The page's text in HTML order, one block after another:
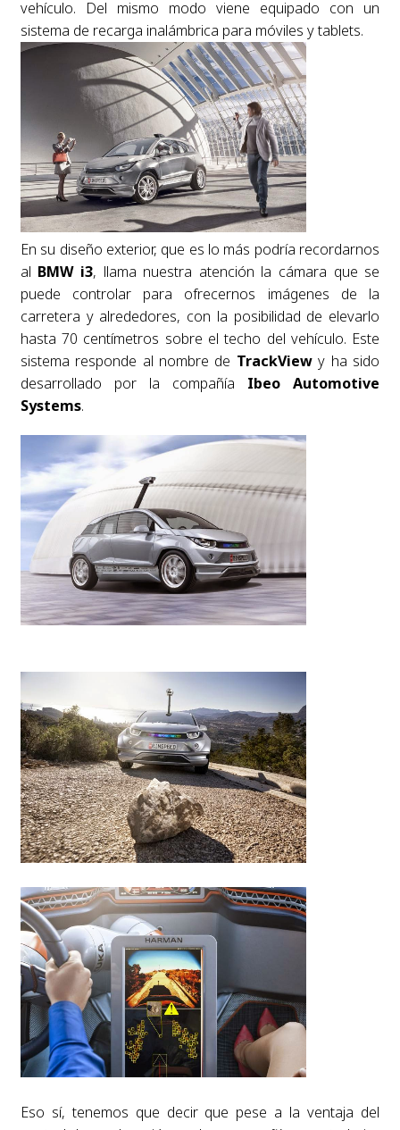
vehículo. Del mismo modo viene equipado con un
sistema de recarga inalámbrica para móviles y tablets.
En su diseño exterior, que es lo más podría recordarnos
al BMW i3, llama nuestra atención la cámara que se
puede controlar para ofrecernos imágenes de la
carretera y alrededores, con la posibilidad de elevarlo
hasta 70 centímetros sobre el techo del vehículo. Este
sistema responde al nombre de TrackViewy ha sido
desarrollado por la compañía Ibeo Automotive
Systems.
Eso sí, tenemos que decir que pese a la ventaja del